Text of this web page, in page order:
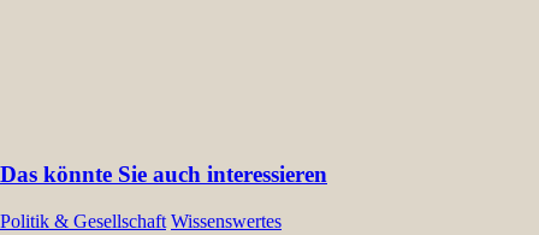
Das könnte Sie auch interessieren
Politik & Gesellschaft Wissenswertes